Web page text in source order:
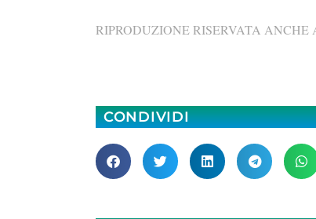
RIPRODUZIONE RISERVATA
CONDIVIDI